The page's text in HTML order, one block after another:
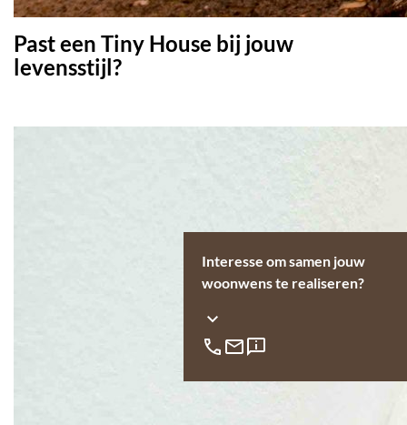
Past een Tiny House bij jouw
levensstijl?
Interesse om samen jouw
woonwens te realiseren?